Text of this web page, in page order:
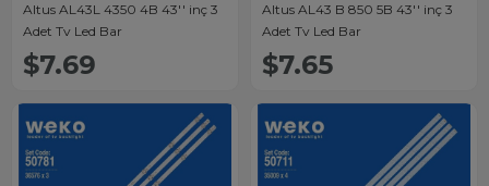
Altus AL43L 4350 4B 43'' inç 3
Adet Tv Led Bar
$7.69
Altus AL43 B 850 5B 43'' inç 3
Adet Tv Led Bar
$7.65